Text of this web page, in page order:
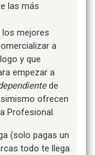
las más
los mejores
a
y que
empezar a
de
ofrecen
Profesional.
(solo pagas un
todo te llega